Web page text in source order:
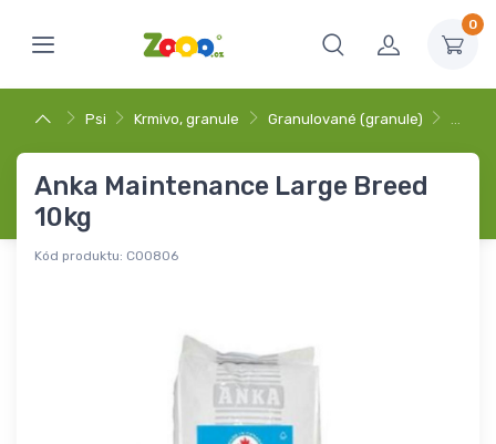
0
Psi Krmivo, granule Granulované (granule) …
Anka Maintenance Large Breed
10kg
Kód produktu: C00806